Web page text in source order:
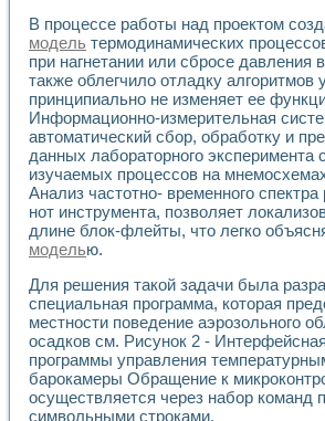
Обратный маятник
Устройство для изучения
Лабораторный практикум:
Стенд для исследования
Система статистической
Автоматизация лазерно-
Модельно-измерительный
Использование технологий
Учебный практикум
Учебный стенд для
Оборудование и программное
Управление роботом ТУР-10
Аппаратно-программный
Автоматизированный
Исследование возможности
Использование технологий
Разработка модификаций
Учебный стенд для
В процессе работы над проектом
модель термодинамических
при нагнетании или сбросе давления
также облегчило отладку алгоритмов
принципиально не изменяет ее
Информационно-измерительная
автоматический сбор, обработку и
данных лабораторного эксперимента
изучаемых процессов на
Анализ частотно- временного
нот инструмента, позволяет
длине блок-флейты, что легко
моделью.
Для решения такой задачи была
специальная программа, которая
местности поведение аэрозольного
осадков см. Рисунок 2 -
программы управления
барокамеры Обращение к
осуществляется через набор команд
символьными строками.